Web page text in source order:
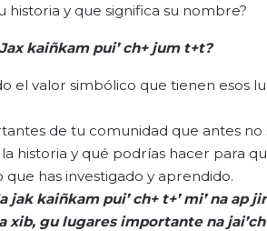
historia y que significa su nombre?
kaiñkam pui’ch+ jum t+t?
el valor simbólico que tienen esos
de tu comunidad que antes no
historia y qué podrías hacer para
has investigado y aprendido.
jak kaiñkampui’ ch+ t+’ mi’na ap jir
xib, gulugares importante na jai’ch